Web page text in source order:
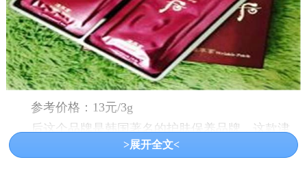
参考价格：13元/3g
后这个品牌是韩国著名的护肤保养品牌，这款津
率享眼膜跟其他的产品线一样主打从天然草药中提取
>展开全文<